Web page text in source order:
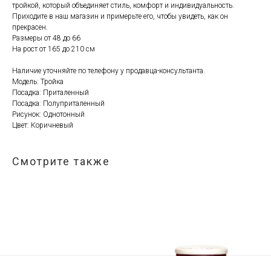
тройкой, который объединяет стиль, комфорт и индивидуальность.
Приходите в наш магазин и примерьте его, чтобы увидеть, как он
прекрасен.
Размеры от 48 до 66
На рост от 165 до 210 см
Наличие уточняйте по телефону у продавца-консультанта.
Модель: Тройка
Посадка: Приталенный
Посадка: Полуприталенный
Рисунок: Однотонный
Цвет: Коричневый
Смотрите также